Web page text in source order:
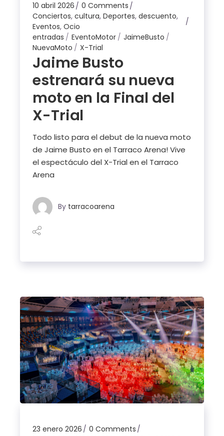
10 abril 2026
0 Comments
Conciertos,cultura,Deportes,descuento,
Eventos,Ocio
entradas
EventoMotor
JaimeBusto
NuevaMoto
X-Trial
Jaime Busto
estrenará su nueva
moto en la Final del
X-Trial
Todo listo para el debut de la nueva moto
de Jaime Busto en el Tarraco Arena! Vive
el espectáculo del X-Trial en el Tarraco
Arena
By tarracoarena
23 enero 2026
0 Comments